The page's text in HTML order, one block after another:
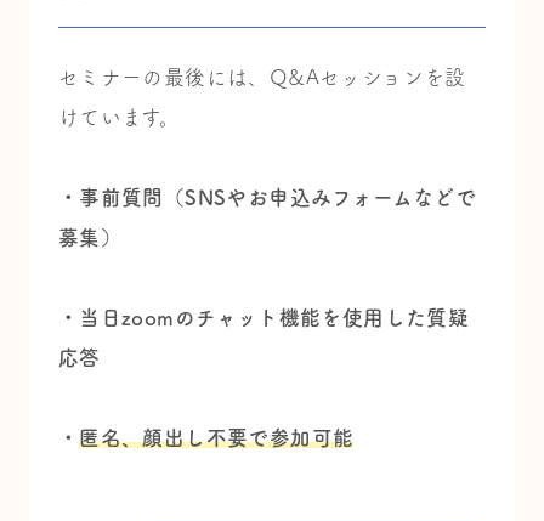
セミナーの最後には、Q&Aセッションを設
けています。
・事前質問（SNSやお申込みフォームなどで
募集）
・当日zoomのチャット機能を使用した質疑
応答
・匿名、顔出し不要で参加可能